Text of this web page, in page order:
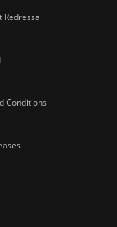
Redressal
Conditions